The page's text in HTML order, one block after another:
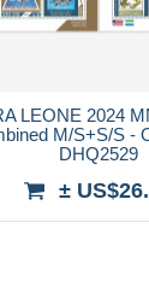
LEONE 2024
M/S+S/S -
DHQ2529
±